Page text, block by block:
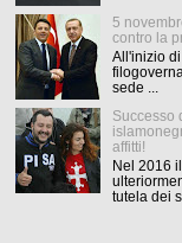
5
contro la
All'inizio
sede ...
Successo
affitti!
Nel 2016
tutela dei